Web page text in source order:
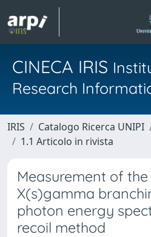
CINECA IRIS
Research
IRIS Catalogo Ricerca UNIPI
1.1 Articolo in rivista
Measurement of the
X(s)gamma
photon energy
recoil method